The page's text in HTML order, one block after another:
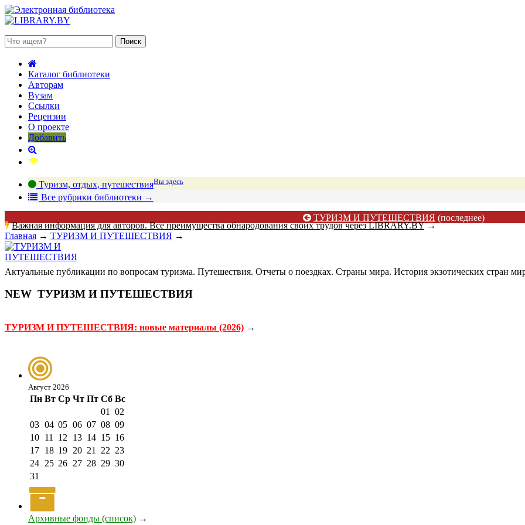
Каталог библиотеки
Авторам
Вузам
Ссылки
Рецензии
О проекте
Добавить
Туризм, отдых, путешествияВы здесь
Все рубрики библиотеки →
ТУРИЗМ И ПУТЕШЕСТВИЯ (последнее)
Важная информация для авторов. Все преимущества обнародования своих трудов через LIBRARY.BY→
Главная → ТУРИЗМ И ПУТЕШЕСТВИЯ →
Актуальные публикации по вопросам туризма. Путешествия. Отчеты о поездках. Страны мира. История экзотических стран
NEW ТУРИЗМ И ПУТЕШЕСТВИЯ
ТУРИЗМ И ПУТЕШЕСТВИЯ: новые материалы (2026) →
Август 2026
Пн Вт Ср Чт Пт Сб Вс
01
02
03 04 05 06 07 08 09
10 11 12 13 14 15 16
17 18 19 20 21 22 23
24 25 26 27 28 29 30
31
Архивные фонды (список) →